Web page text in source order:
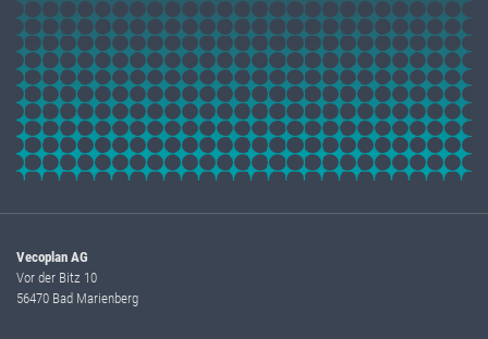
Vecoplan AG
Vor der Bitz 10
56470 Bad Marienberg